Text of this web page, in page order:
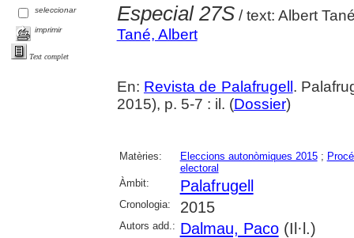
seleccionar
imprimir
Text complet
Especial 27S / text: Albert
Tané, Albert
En: Revista de Palafrugell .
2015), p. 5-7 : il. (Dossier)
Matèries: Eleccions autonòmiques 2015;
electoral
Àmbit:
Palafrugell
Cronologia: 2015
Autors add.: Dalmau, Paco(Il·l.)